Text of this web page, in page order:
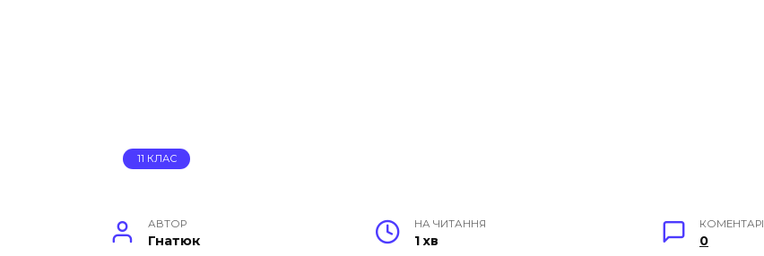
11 КЛАС
АВТОР
Гнатюк
НА ЧИТАННЯ
1 хв
КОМЕНТАРІ
0